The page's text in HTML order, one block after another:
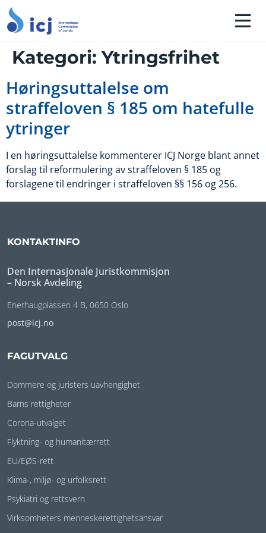
Kategori:Ytringsfrihet
Høringsuttalelse om
straffeloven § 185 om hatefulle
ytringer
I en høringsuttalelse kommenterer ICJ Norge blant annet
forslag til reformulering av straffeloven § 185 og
forslagene til endringer i straffeloven §§ 156 og 256.
KONTAKTINFO
Den Internasjonale Juristkommisjon
– Norsk Avdeling
Enerhaugplassen 4 B, 0650 Oslo
post@icj.no
FAGUTVALG
Dommere og juristers uavhengighet
Barns rettigheter
Corona-utvalget
Flyktning- og humanitærrett
EU/EØS-rett
Klima-, miljø- og urfolksrett
Psykiatri og rettsvern
Virksomheters menneskerettighetsansvar